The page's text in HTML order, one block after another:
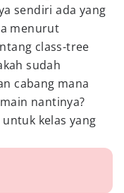
sendiri ada yang
menurut
class-tree
sudah
cabang mana
nantinya?
kelas yang